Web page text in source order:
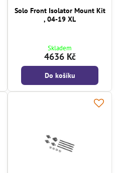
Solo Front Isolator Mount Kit
, 04-19 XL
Skladem
4636 Kč
Do košíku